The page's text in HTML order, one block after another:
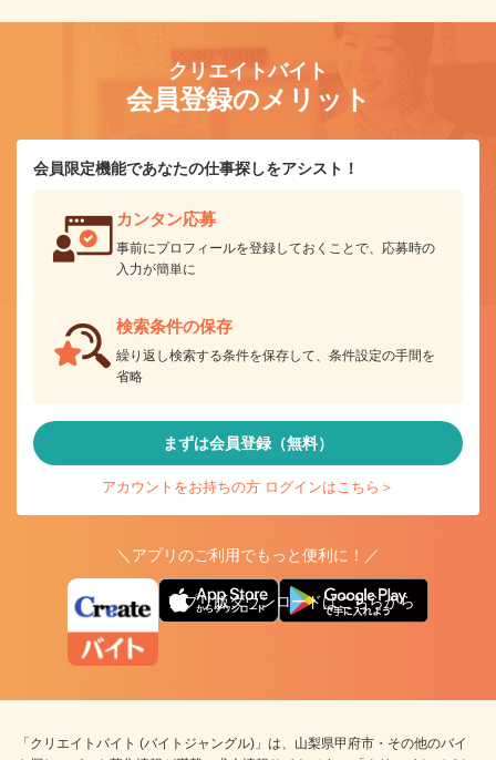
クリエイトバイト
会員登録のメリット
会員限定機能であなたの仕事探しをアシスト！
カンタン応募
事前にプロフィールを登録しておくことで、応募時の
入力が簡単に
検索条件の保存
繰り返し検索する条件を保存して、条件設定の手間を
省略
まずは会員登録（無料）
アカウントをお持ちの方 ログインはこちら＞
＼アプリのご利用でもっと便利に！／
アプリ版ダウンロードはこちらから
「クリエイトバイト (バイトジャングル)」は、山梨県甲府市・その他のバイ